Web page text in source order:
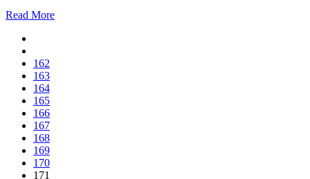
Read More
162
163
164
165
166
167
168
169
170
171